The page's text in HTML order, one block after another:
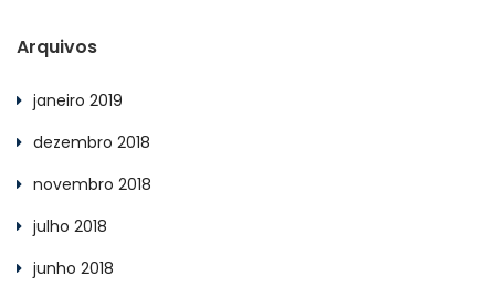
Arquivos
janeiro 2019
dezembro 2018
novembro 2018
julho 2018
junho 2018